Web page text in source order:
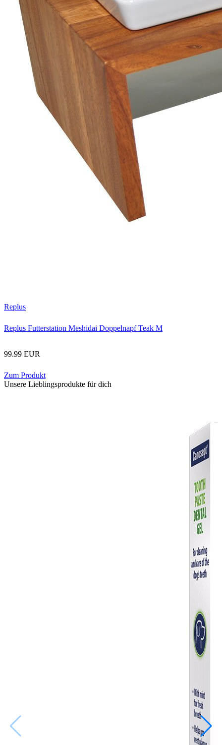
Replus
Replus Futterstation Meshidai Doppelnapf Teak M
99.99 EUR
Zum Produkt
Unsere Lieblingsprodukte für dich